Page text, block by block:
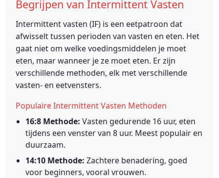
Begrijpen van Intermittent Vasten
Intermittent vasten (IF) is een eetpatroon dat
afwisselt tussen perioden van vasten en eten. Het
gaat niet om welke voedingsmiddelen je moet
eten, maar wanneer je ze moet eten. Er zijn
verschillende methoden, elk met verschillende
vasten- en eetvensters.
Populaire Intermittent Vasten Methoden
16:8 Methode: Vasten gedurende 16 uur, eten
tijdens een venster van 8 uur. Meest populair en
duurzaam.
14:10 Methode: Zachtere benadering, goed
voor beginners, vooral vrouwen.